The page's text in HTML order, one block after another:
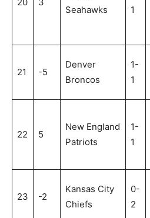
Seahawks
1
21 -5
Denver
Broncos
1-
1
22 5
New England
Patriots
1-
1
23 -2
Kansas City
Chiefs
0-
2